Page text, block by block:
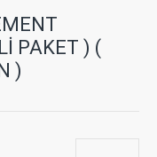
PAKET ) (
)